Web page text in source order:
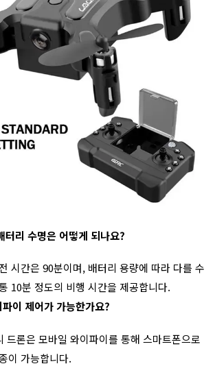
터리 수명은 어떻게 되나요?
시간은 90분이며, 배터리 용량에 따라 다를 수
10분 정도의 비행 시간을 제공합니다.
이 제어가 가능한가요?
드론은 모바일 와이파이를 통해 스마트폰으로
이 가능합니다.